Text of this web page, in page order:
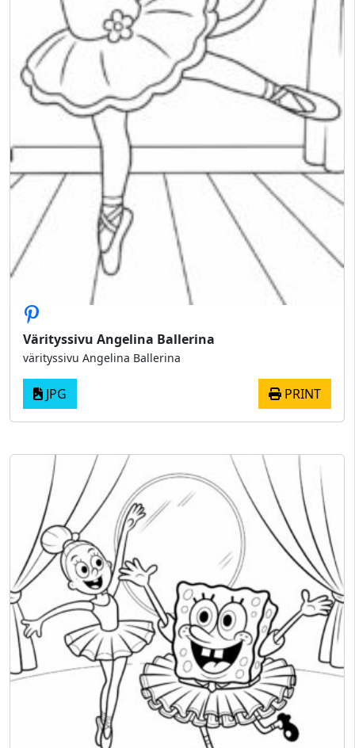
Värityssivu Angelina Ballerina
värityssivu Angelina Ballerina
JPG PRINT